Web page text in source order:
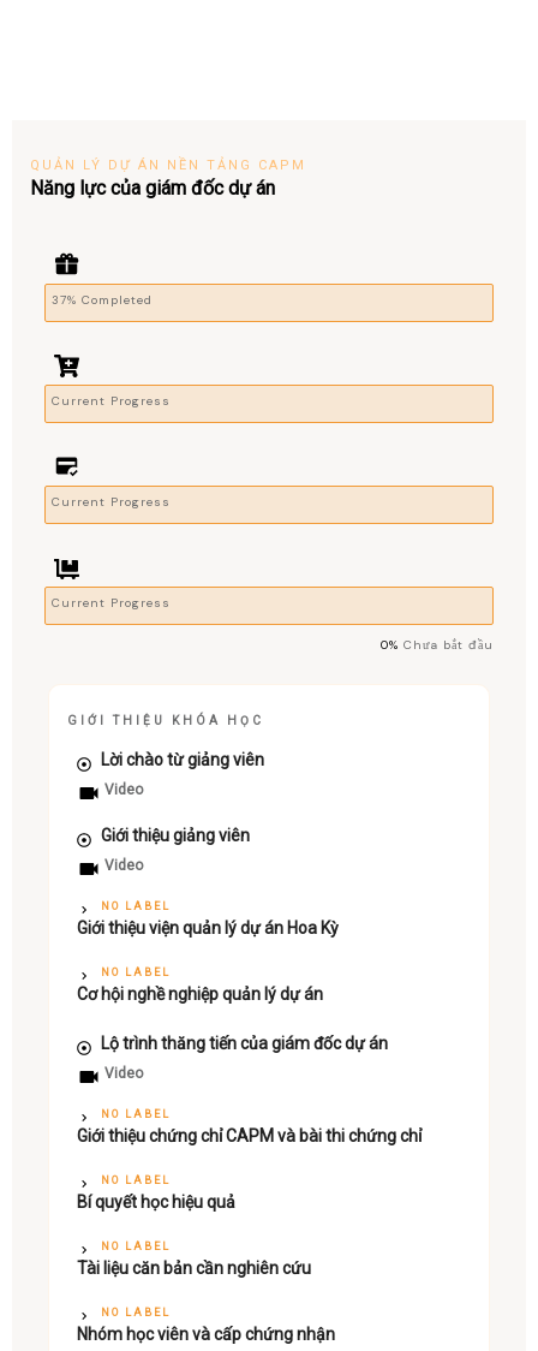
QUẢN LÝ DỰ ÁN NỀN TẢNG CAPM
Năng lực của giám đốc dự án
37% Completed
Current Progress
Current Progress
Current Progress
0% Chưa bắt đầu
GIỚI THIỆU KHÓA HỌC
Lời chào từ giảng viên
Video
Giới thiệu giảng viên
Video
NO LABEL
Giới thiệu viện quản lý dự án Hoa Kỳ
NO LABEL
Cơ hội nghề nghiệp quản lý dự án
Lộ trình thăng tiến của giám đốc dự án
Video
NO LABEL
Giới thiệu chứng chỉ CAPM và bài thi chứng chỉ
NO LABEL
Bí quyết học hiệu quả
NO LABEL
Tài liệu căn bản cần nghiên cứu
NO LABEL
Nhóm học viên và cấp chứng nhận